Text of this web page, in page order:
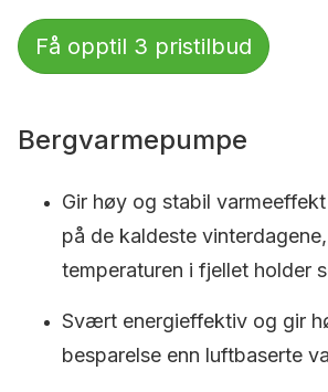
Få opptil 3 pristilbud
Bergvarmepumpe
Gir høy og stabil
på de kaldeste
temperaturen i fjellet holder
Svært energieffektiv og gir
besparelse enn luftbaserte